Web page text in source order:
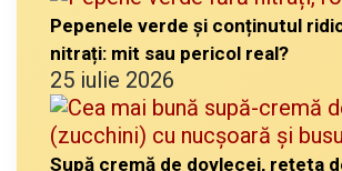
Pepenele verde și conținutul
nitrați: mit sau pericol real?
25 iulie 2026
Supă cremă de dovlecei, rețeta